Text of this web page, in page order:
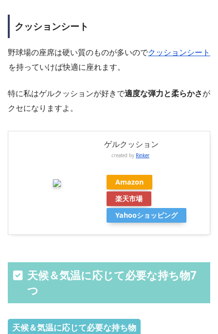
クッションシート
野球場の座席は硬い質のものが多いのでクッションシート
を持っていけば快適に座れます。
特に私はゲルクッションが好きで適度な弾力と柔らかさが
クセになりますよ。
ゲルクッション
created by Rinker
Amazon
楽天市場
Yahooショッピング
天候＆気温に応じて必要な持ち物7
つ
天候＆気温に応じて必要な持ち物